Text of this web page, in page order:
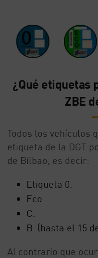
¿Qué etiquetas
ZBE
Todos los vehículos
etiqueta de la DGT
de Bilbao, es decir:
Etiqueta 0.
Eco.
C.
B. (hasta el 15
Al contrario que